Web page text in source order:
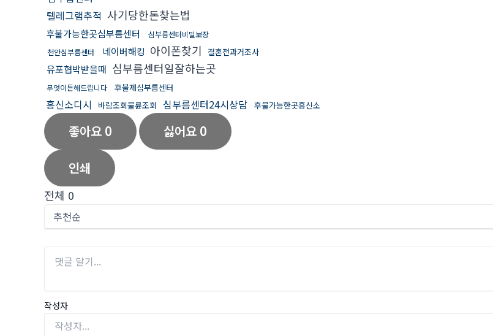
텔레그램추적 사기당한돈찾는법
후불가능한곳심부름센터
심부름센터비밀보장
천안심부름센터
네이버해킹 아이폰찾기 결혼전과거조사
유포협박받을때 심부름센터일잘하는곳
무엇이든해드립니다 후불제심부름센터
흥신소디시 바람조회불륜조회 심부름센터24시상담 후불가능한곳흥신소
좋아요 0 싫어요 0
인쇄
전체 0
작성자